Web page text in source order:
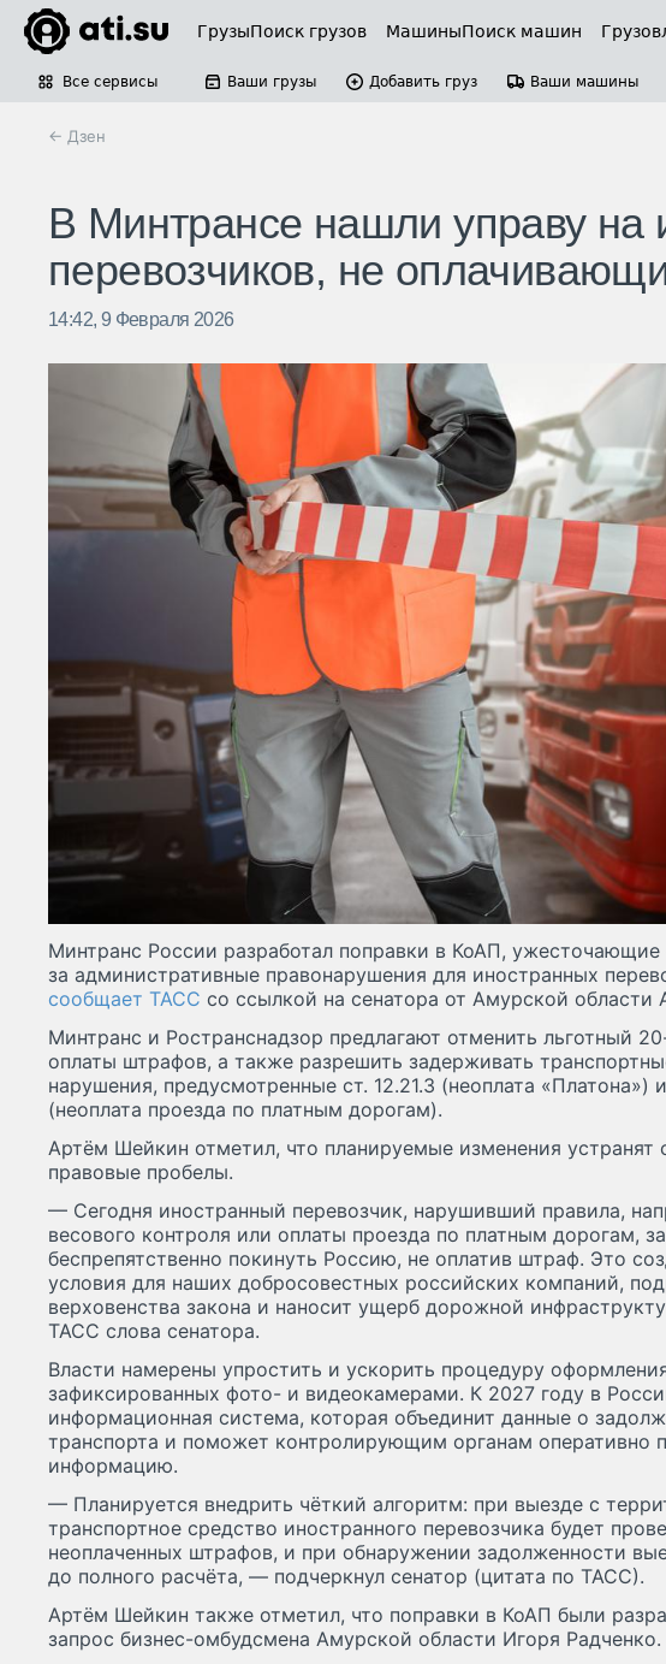
ГрузыПоиск грузов МашиныПоиск машин
Все сервисы Ваши грузы Добавить груз Ваши машины
← Дзен
В Минтрансе нашли управу на
перевозчиков, не
14:42, 9 Февраля 2026
Минтранс России разработал поправки в КоАП, ужесточающие
за административные правонарушения для иностранных
сообщает ТАСС со ссылкой на сенатора от Амурской области
Минтранс и Ространснадзор предлагают отменить льготный
оплаты штрафов, а также разрешить задерживать
нарушения, предусмотренные ст. 12.21.3 (неоплата «Платона»)
(неоплата проезда по платным дорогам).
Артём Шейкин отметил, что планируемые изменения
правовые пробелы.
— Сегодня иностранный перевозчик, нарушивший правила,
весового контроля или оплаты проезда по платным дорогам,
беспрепятственно покинуть Россию, не оплатив штраф. Это
условия для наших добросовестных российских компаний,
верховенства закона и наносит ущерб дорожной
ТАСС слова сенатора.
Власти намерены упростить и ускорить процедуру
зафиксированных фото- и видеокамерами. К 2027 году в
информационная система, которая объединит данные о
транспорта и поможет контролирующим органам оперативно
информацию.
— Планируется внедрить чёткий алгоритм: при выезде с
транспортное средство иностранного перевозчика будет
неоплаченных штрафов, и при обнаружении задолженности
до полного расчёта, — подчеркнул сенатор (цитата по ТАСС).
Артём Шейкин также отметил, что поправки в КоАП были
запрос бизнес-омбудсмена Амурской области Игоря Радченко.